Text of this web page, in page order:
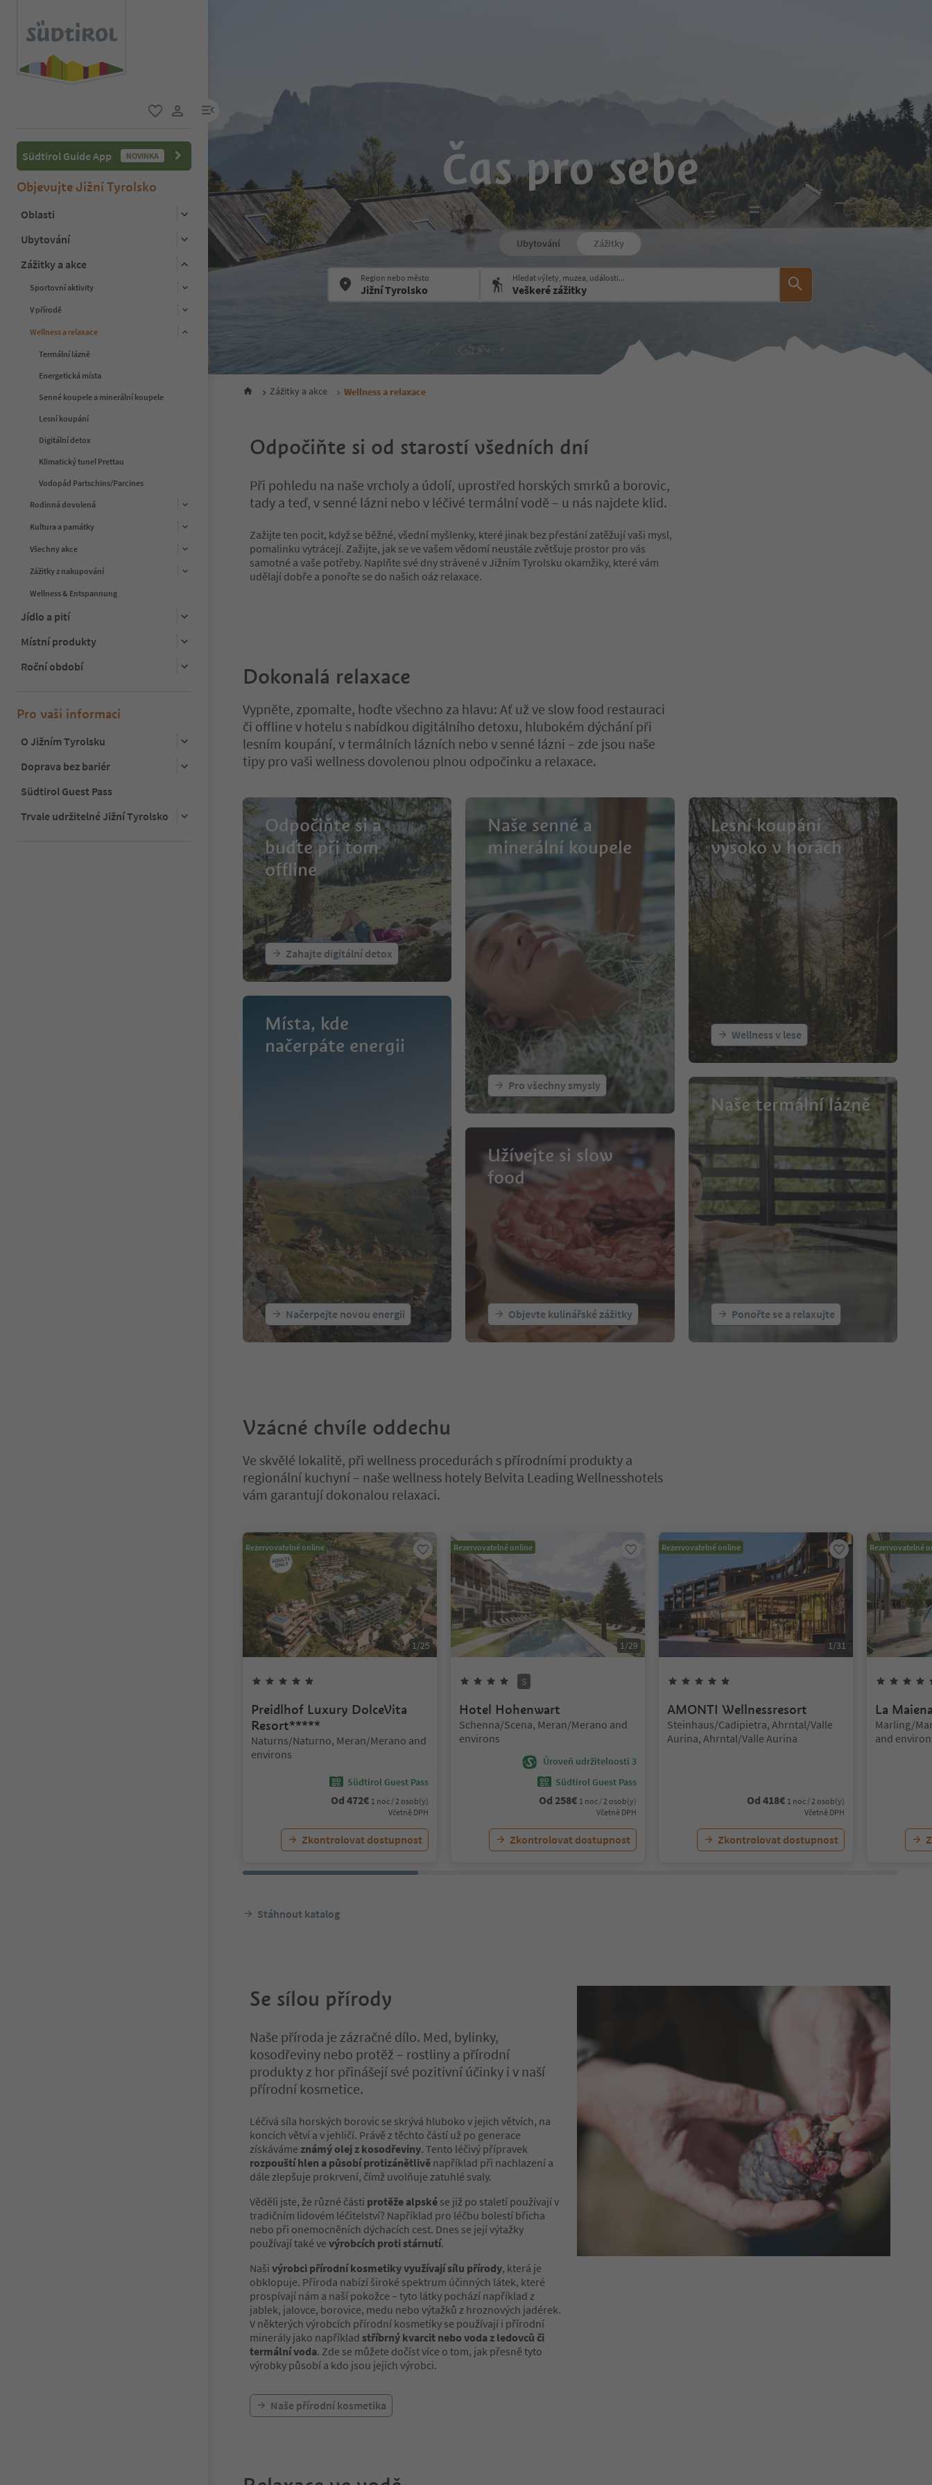
odkaz na menu
Südtirol Guide App NOVINKA
Objevujte Jižní Tyrolsko
Oblasti
Ubytování
Zážitky a akce
Sportovní aktivity
V přírodě
Wellness a relaxace
Termální lázně
Energetická místa
Senné koupele a minerální koupele
Lesní koupání
Digitální detox
Klimatický tunel Prettau
Vodopád Partschins/Parcines
Rodinná dovolená
Kultura a památky
Všechny akce
Zážitky z nakupování
Wellness & Entspannung
Jídlo a pití
Místní produkty
Roční období
Pro vaši informaci
O Jižním Tyrolsku
Doprava bez bariér
Südtirol Guest Pass
Trvale udržitelné Jižní Tyrolsko
Čas pro sebe
Ubytování Zážitky
Region nebo město Hledat výlety, muzea, události...
Zážitky a akce Wellness a relaxace
Odpočiňte si od starostí všedních dní
Při pohledu na naše vrcholy a údolí, uprostřed horských smrků a borovic,
tady a teď, v senné lázni nebo v léčivé termální vodě – u nás najdete klid.
Zažijte ten pocit, když se běžné, všední myšlenky, které jinak bez přestání zatěžují vaši mysl,
pomalinku vytrácejí. Zažijte, jak se ve vašem vědomí neustále zvětšuje prostor pro vás
samotné a vaše potřeby. Naplňte své dny strávené v Jižním Tyrolsku okamžiky, které vám
udělají dobře a ponořte se do našich oáz relaxace.
Dokonalá relaxace
Vypněte, zpomalte, hoďte všechno za hlavu: Ať už ve slow food restauraci
či offline v hotelu s nabídkou digitálního detoxu, hlubokém dýchání při
lesním koupání, v termálních lázních nebo v senné lázni – zde jsou naše
tipy pro vaši wellness dovolenou plnou odpočinku a relaxace.
Odpočiňte si a
buďte při tom
offline
Zahajte digitální detox
Místa, kde
načerpáte energii
Načerpejte novou energii
Naše senné a
minerální koupele
Pro všechny smysly
Užívejte si slow
food
Objevte kulinářské zážitky
Lesní koupání
vysoko v horách
Wellness v lese
Naše termální lázně
Ponořte se a relaxujte
Vzácné chvíle oddechu
Ve skvělé lokalitě, při wellness procedurách s přírodními produkty a
regionální kuchyní – naše wellness hotely Belvita Leading Wellnesshotels
vám garantují dokonalou relaxaci.
Rezervovatelné online
1/25
Preidlhof Luxury DolceVita
Resort*****
Lokalita:
Naturns/Naturno, Meran/Merano and
environs
Südtirol Guest Pass
Od 472€ 1 noc / 2 osob(y)
Včetně DPH
Zkontrolovat dostupnost
Rezervovatelné online
1/29
hvězdy
S
Hotel Hohenwart
Lokalita:
Schenna/Scena, Meran/Merano and
environs
Úroveň udržitelnosti 3
Südtirol Guest Pass
Od 258€ 1 noc / 2 osob(y)
Včetně DPH
Zkontrolovat dostupnost
Rezervovatelné online
1/31
AMONTI Wellnessresort
Lokalita:
Steinhaus/Cadipietra, Ahrntal/Valle
Aurina, Ahrntal/Valle Aurina
Od 418€ 1 noc / 2 osob(y)
Včetně DPH
Zkontrolovat dostupnost
Rezervovatelné
La
Lokalita:
Marling/
and
Stáhnout katalog
Se sílou přírody
Naše příroda je zázračné dílo. Med, bylinky,
kosodřeviny nebo protěž – rostliny a přírodní
produkty z hor přinášejí své pozitivní účinky i v naší
přírodní kosmetice.
Léčivá síla horských borovic se skrývá hluboko v jejich větvích, na
koncích větví a v jehličí. Právě z těchto částí už po generace
získáváme známý olej z kosodřeviny. Tento léčivý přípravek
rozpouští hlen a působí protizánětlivě například při nachlazení a
dále zlepšuje prokrvení, čímž uvolňuje zatuhlé svaly.
Věděli jste, že různé části protěže alpské se již po staletí používají v
tradičním lidovém léčitelství? Například pro léčbu bolestí břicha
nebo při onemocněních dýchacích cest. Dnes se její výtažky
používají také ve výrobcích proti stárnutí.
Naši výrobci přírodní kosmetiky využívají sílu přírody, která je
obklopuje. Příroda nabízí široké spektrum účinných látek, které
prospívají nám a naší pokožce – tyto látky pochází například z
jablek, jalovce, borovice, medu nebo výtažků z hroznových jadérek.
V některých výrobcích přírodní kosmetiky se používají i přírodní
minerály jako například stříbrný kvarcit nebo voda z ledovců či
termální voda. Zde se můžete dočíst více o tom, jak přesně tyto
výrobky působí a kdo jsou jejich výrobci.
Naše přírodní kosmetika